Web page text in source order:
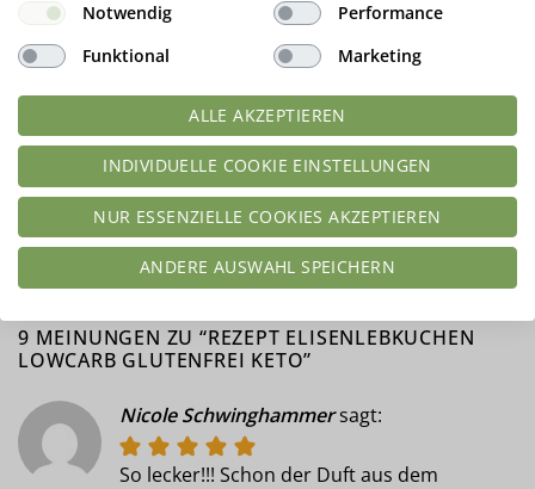
Rezept Müsli Nuss
Schokoriegel keto lowcarb
Rezept Schokobons mit
Nuss-Sahne-Creme
lowcarb keto glutenfrei
9 MEINUNGEN ZU “REZEPT ELISENLEBKUCHEN
LOWCARB GLUTENFREI KETO”
Nicole Schwinghammersagt:
So lecker!!! Schon der Duft aus dem
Notwendig
Performance
Funktional
Marketing
ALLE AKZEPTIEREN
INDIVIDUELLE COOKIE EINSTELLUNGEN
NUR ESSENZIELLE COOKIES AKZEPTIEREN
ANDERE AUSWAHL SPEICHERN